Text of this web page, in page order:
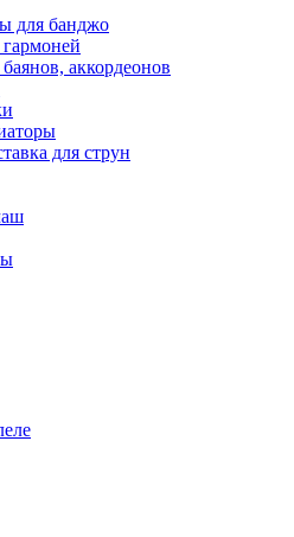
для банджо
аккордеонов
для струн